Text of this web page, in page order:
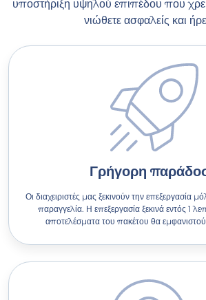
υποστήριξη υψηλού επιπέδου που
νιώθετε ασφαλείς και
Γρήγορη
Οι διαχειριστές μας ξεκινούν την επεξεργασία
παραγγελία. Η επεξεργασία ξεκινά εντός 1
αποτελέσματα του πακέτου θα